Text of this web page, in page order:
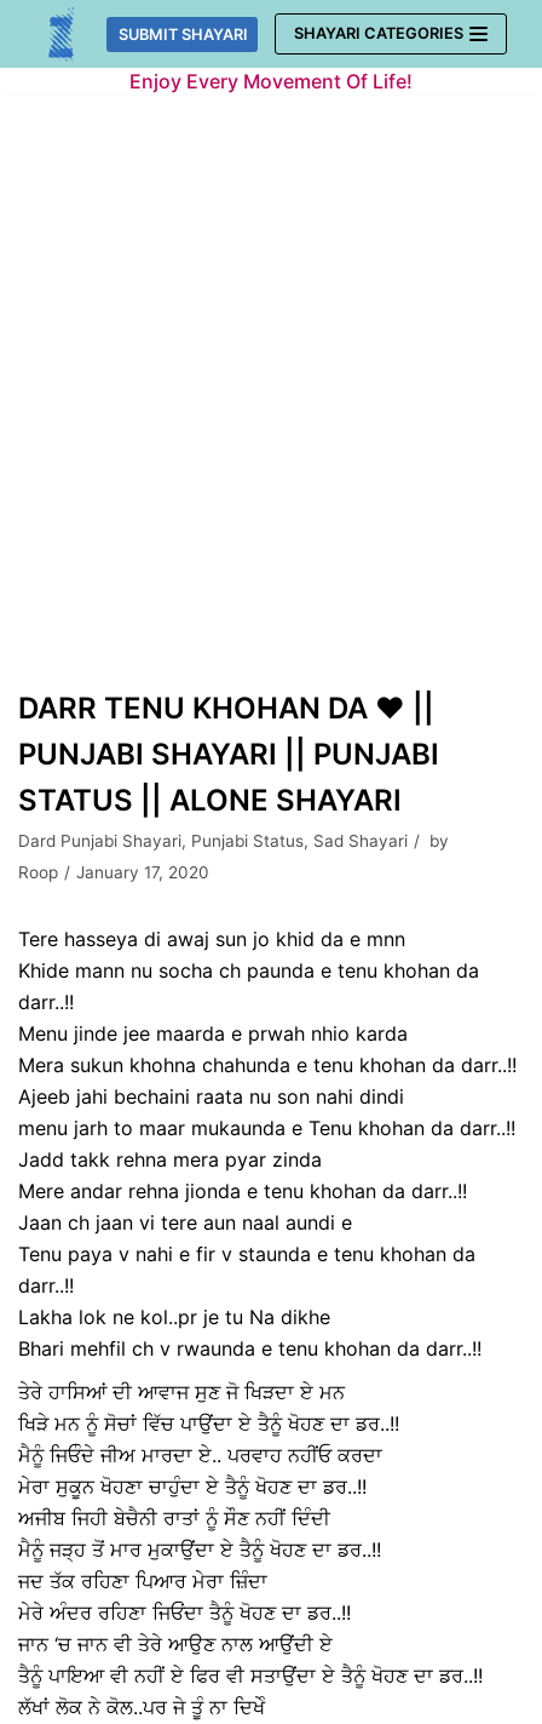
Skip
SUBMIT SHAYARI SHAYARI CATEGORIES
Enjoy Every Movement Of Life!
DARR TENU KHOHAN DA ❤️ ||
PUNJABI SHAYARI || PUNJABI
STATUS || ALONE SHAYARI
Dard Punjabi Shayari, Punjabi Status, Sad Shayari
by
Roop
January 17, 2020
Tere hasseya di awaj sun jo khid da e mnn
Khide mann nu socha ch paunda e tenu khohan da
darr..!!
Menu jinde jee maarda e prwah nhio karda
Mera sukun khohna chahunda e tenu khohan da darr..!!
Ajeeb jahi bechaini raata nu son nahi dindi
menu jarh to maar mukaunda e Tenu khohan da darr..!!
Jadd takk rehna mera pyar zinda
Mere andar rehna jionda e tenu khohan da darr..!!
Jaan ch jaan vi tere aun naal aundi e
Tenu paya v nahi e fir v staunda e tenu khohan da
darr..!!
Lakha lok ne kol..pr je tu Na dikhe
Bhari mehfil ch v rwaunda e tenu khohan da darr..!!
ਤੇਰੇ ਹਾਸਿਆਂ ਦੀ ਆਵਾਜ ਸੁਣ ਜੋ ਖਿੜਦਾ ਏ ਮਨ
ਖਿੜੇ ਮਨ ਨੂੰ ਸੋਚਾਂ ਵਿੱਚ ਪਾਉਂਦਾ ਏ ਤੈਨੂੰ ਖੋਹਣ ਦਾ ਡਰ..!!
ਮੈਨੂੰ ਜਿਓੰਦੇ ਜੀਅ ਮਾਰਦਾ ਏ.. ਪਰਵਾਹ ਨਹੀਂਓ ਕਰਦਾ
ਮੇਰਾ ਸੁਕੂਨ ਖੋਹਣਾ ਚਾਹੁੰਦਾ ਏ ਤੈਨੂੰ ਖੋਹਣ ਦਾ ਡਰ..!!
ਅਜੀਬ ਜਿਹੀ ਬੇਚੈਨੀ ਰਾਤਾਂ ਨੂੰ ਸੌਣ ਨਹੀਂ ਦਿੰਦੀ
ਮੈਨੂੰ ਜੜ੍ਹ ਤੋਂ ਮਾਰ ਮੁਕਾਉਂਦਾ ਏ ਤੈਨੂੰ ਖੋਹਣ ਦਾ ਡਰ..!!
ਜਦ ਤੱਕ ਰਹਿਣਾ ਪਿਆਰ ਮੇਰਾ ਜ਼ਿੰਦਾ
ਮੇਰੇ ਅੰਦਰ ਰਹਿਣਾ ਜਿਓਂਦਾ ਤੈਨੂੰ ਖੋਹਣ ਦਾ ਡਰ..!!
ਜਾਨ ‘ਚ ਜਾਨ ਵੀ ਤੇਰੇ ਆਉਣ ਨਾਲ ਆਉਂਦੀ ਏ
ਤੈਨੂੰ ਪਾਇਆ ਵੀ ਨਹੀਂ ਏ ਫਿਰ ਵੀ ਸਤਾਉਂਦਾ ਏ ਤੈਨੂੰ ਖੋਹਣ ਦਾ ਡਰ..!!
ਲੱਖਾਂ ਲੋਕ ਨੇ ਕੋਲ..ਪਰ ਜੇ ਤੂੰ ਨਾ ਦਿਖੇੰ